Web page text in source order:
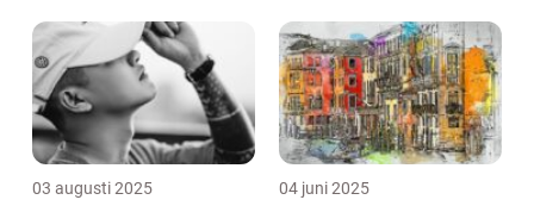
03 augusti 2025 04 juni 2025